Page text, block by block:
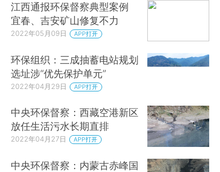
江西通报环保督察典型案例
宜春、吉安矿山修复不力
2022年05月09日 APP打开
环保组织：三成抽蓄电站规划
选址涉“优先保护单元”
2022年04月29日 APP打开
中央环保督察：西藏空港新区
放任生活污水长期直排
2022年04月27日 APP打开
中央环保督察：内蒙古赤峰国